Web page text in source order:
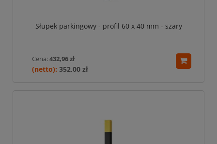
Słupek parkingowy - profil 60 x 40 mm - szary
Cena:432,96 zł
352,00 zł